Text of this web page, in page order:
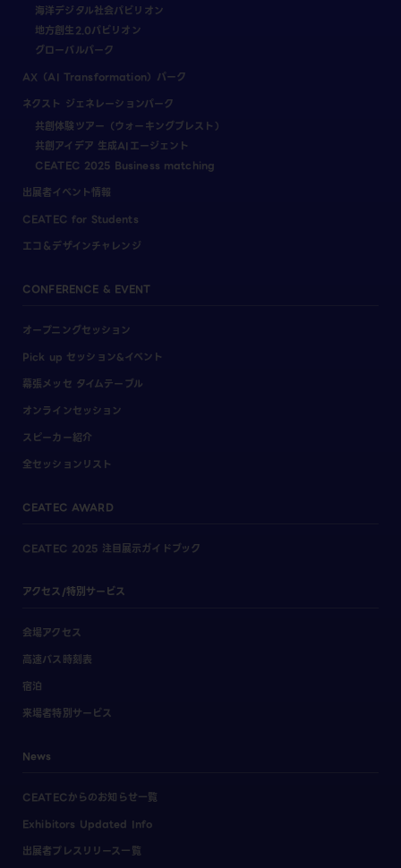
海洋デジタル社会パビリオン
地方創生2.0パビリオン
グローバルパーク
AX（AI Transformation）パーク
ネクスト ジェネレーションパーク
共創体験ツアー（ウォーキングブレスト）
共創アイデア 生成AIエージェント
CEATEC 2025 Business matching
出展者イベント情報
CEATEC for Students
エコ＆デザインチャレンジ
CONFERENCE & EVENT
オープニングセッション
Pick up セッション&イベント
幕張メッセ タイムテーブル
オンラインセッション
スピーカー紹介
全セッションリスト
CEATEC AWARD
CEATEC 2025 注目展示ガイドブック
アクセス/特別サービス
会場アクセス
高速バス時刻表
宿泊
来場者特別サービス
News
CEATECからのお知らせ一覧
Exhibitors Updated Info
出展者プレスリリース一覧